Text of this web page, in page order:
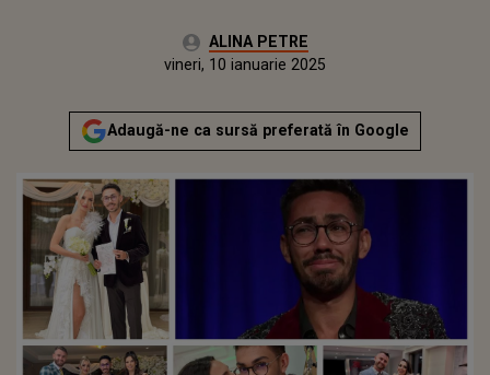
Autor:ALINA PETRE
miercuri, 10 ianuarie 2024Actualizat:
vineri, 10 ianuarie 2025
Adaugă-ne ca sursă preferată în Google